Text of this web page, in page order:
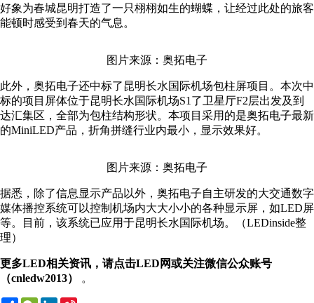
好象为春城昆明打造了一只栩栩如生的蝴蝶，让经过此处的旅客
能顿时感受到春天的气息。
图片来源：奥拓电子
此外，奥拓电子还中标了昆明长水国际机场包柱屏项目。本次中
标的项目屏体位于昆明长水国际机场S1了卫星厅F2层出发及到
达汇集区，全部为包柱结构形状。本项目采用的是奥拓电子最新
的MiniLED产品，折角拼缝行业内最小，显示效果好。
图片来源：奥拓电子
据悉，除了信息显示产品以外，奥拓电子自主研发的大交通数字
媒体播控系统可以控制机场内大大小小的各种显示屏，如LED屏
等。目前，该系统已应用于昆明长水国际机场。（LEDinside整
理）
更多LED相关资讯，请点击LED网或关注微信公众账号
（cnledw2013）
。